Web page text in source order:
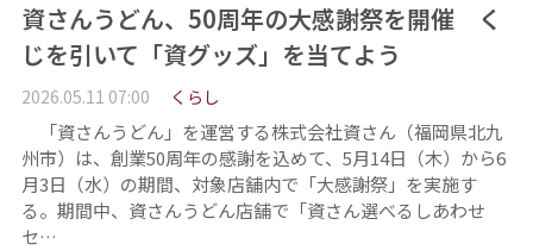
資さんうどん、50周年の大感謝祭を開催 く
じを引いて「資グッズ」を当てよう
2026.05.11 07:00 くらし
「資さんうどん」を運営する株式会社資さん（福岡県北九
州市）は、創業50周年の感謝を込めて、5月14日（木）から6
月3日（水）の期間、対象店舗内で「大感謝祭」を実施す
る。期間中、資さんうどん店舗で「資さん選べるしあわせ
セ…